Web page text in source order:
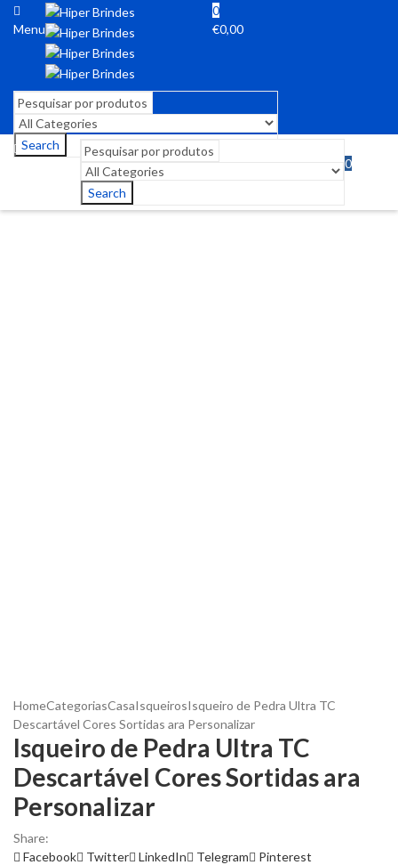
Menu
0
€0,00
Search
Search
0
HomeCategoriasCasaIsqueirosIsqueiro de Pedra Ultra TC
Descartável Cores Sortidas ara Personalizar
Isqueiro de Pedra Ultra TC
Descartável Cores Sortidas ara
Personalizar
Share:
Facebook
Twitter LinkedIn Telegram
Pinterest